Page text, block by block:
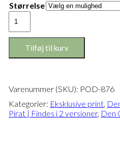
Størrelse
print:
Den
OrangeTilføj til kurv
Varenummer (SKU): POD-876
Kategorier: Eksklusive print,
Pirat | Findes i 2 versioner, Den